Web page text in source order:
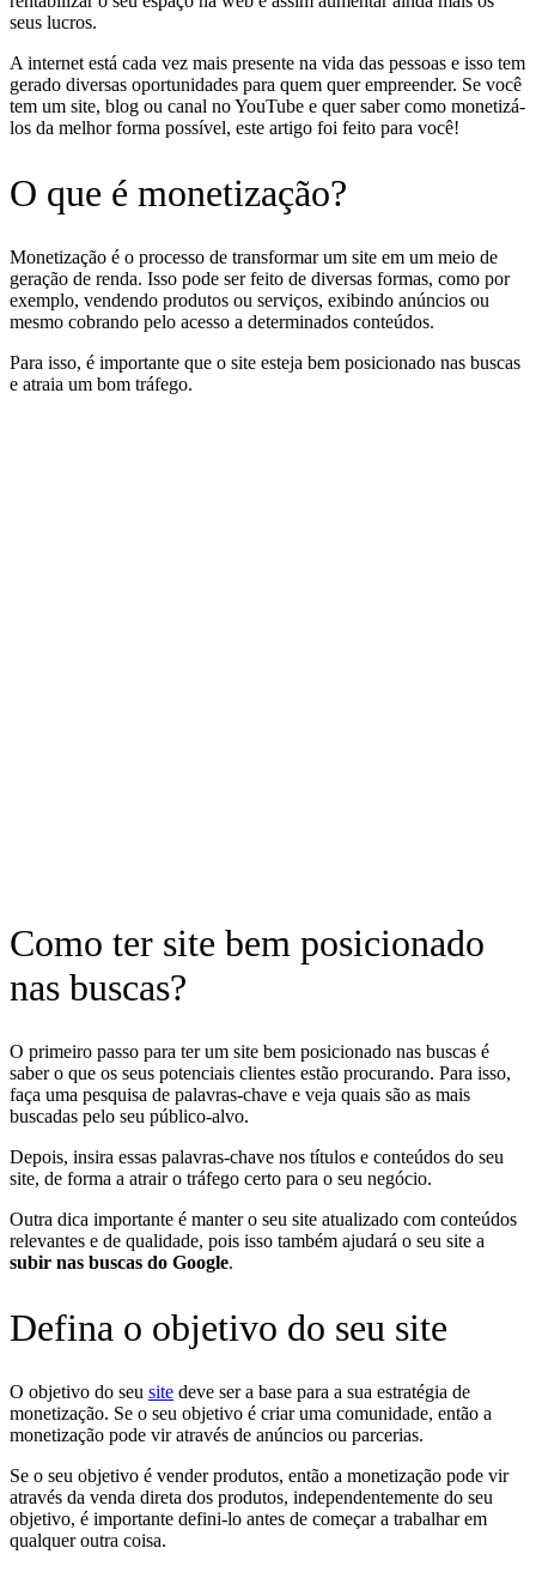
seus lucros.
A internet está cada vez mais presente na vida das pessoas e isso tem
gerado diversas oportunidades para quem quer empreender. Se você
tem um site, blog ou canal no YouTube e quer saber como monetizá-
los da melhor forma possível, este artigo foi feito para você!
O que é monetização?
Monetização é o processo de transformar um site em um meio de
geração de renda. Isso pode ser feito de diversas formas, como por
exemplo, vendendo produtos ou serviços, exibindo anúncios ou
mesmo cobrando pelo acesso a determinados conteúdos.
Para isso, é importante que o site esteja bem posicionado nas buscas
e atraia um bom tráfego.
Como ter site bem posicionado
nas buscas?
O primeiro passo para ter um site bem posicionado nas buscas é
saber o que os seus potenciais clientes estão procurando. Para isso,
faça uma pesquisa de palavras-chave e veja quais são as mais
buscadas pelo seu público-alvo.
Depois, insira essas palavras-chave nos títulos e conteúdos do seu
site, de forma a atrair o tráfego certo para o seu negócio.
Outra dica importante é manter o seu site atualizado com conteúdos
relevantes e de qualidade, pois isso também ajudará o seu site a
subir nas buscas do Google.
Defina o objetivo do seu site
O objetivo do seu site deve ser a base para a sua estratégia de
monetização. Se o seu objetivo é criar uma comunidade, então a
monetização pode vir através de anúncios ou parcerias.
Se o seu objetivo é vender produtos, então a monetização pode vir
através da venda direta dos produtos, independentemente do seu
objetivo, é importante defini-lo antes de começar a trabalhar em
qualquer outra coisa.